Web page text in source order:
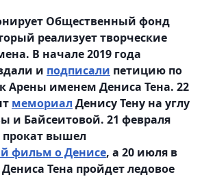
Общественный фонд
реализует творческие
В начале 2019 года
и подписали петицию по
Арены именем Дениса Тена. 22
мемориал Денису Тену на углу
и Байсеитовой. 21 февраля
прокат вышел
фильм о Денисе, а 20 июля в
Тена пройдет ледовое